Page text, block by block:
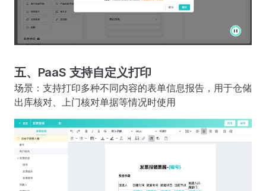
五、PaaS 支持自定义打印
场景：支持打印多种不同内容的表单信息报告，用于仓储
出库核对、上门核对单据等情况时使用